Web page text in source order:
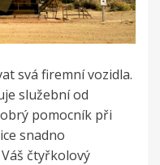
svá firemní vozidla.
služební od
pomocník při
snadno
čtyřkolový